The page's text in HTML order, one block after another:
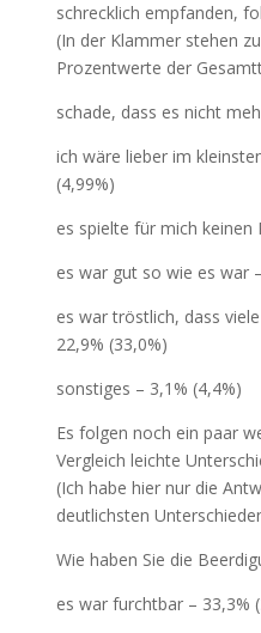
schrecklich empfanden,
(In der Klammer stehen
Prozentwerte der
schade, dass es nicht
ich wäre lieber im
(4,99%)
es spielte für mich keinen
es war gut so wie es war
es war tröstlich, dass
22,9% (33,0%)
sonstiges – 3,1% (4,4%)
Es folgen noch ein paar
Vergleich leichte
(Ich habe hier nur die
deutlichsten
Wie haben Sie die
es war furchtbar – 33,3%